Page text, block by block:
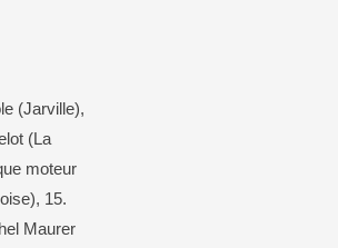
(Jarville),
(La
moteur
15.
Maurer